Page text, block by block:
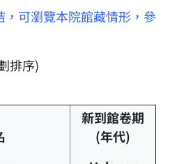
可瀏覽本院館藏情形，參
排序)
新到館卷期
(年代)